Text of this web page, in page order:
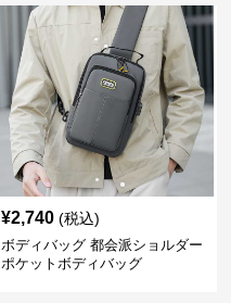
¥2,740 (税込)
ボディバッグ 都会派ショルダー
ポケットボディバッグ